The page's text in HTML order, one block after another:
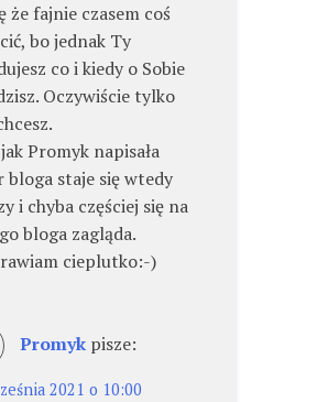
że fajnie czasem coś
bo jednak Ty
co i kiedy o Sobie
Oczywiście tylko
Promyk napisała
bloga staje się wtedy
i chyba częściej się na
bloga zagląda.
cieplutko:-)
Promyk pisze:
2021 o 10:00